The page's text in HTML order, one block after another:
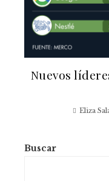
Nuevos
Eliza
Buscar